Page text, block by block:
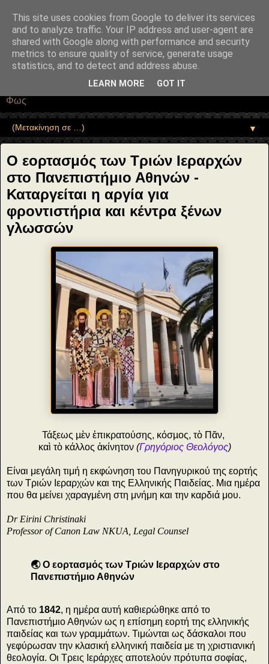
"potentialAction": { "@type": "ReadAction", "target":
"https://www.sophia-ntrekou.gr/2023/02/Eirini-Christinaki-celebration-
of-the-day-of-the-three-hierarchs.html" } }
Αέναη επΑνάσταση
• Επιστήμη • Ψυχολογία • Λογοτεχνία • Τέχνες • Θεολογία •
Φιλοσοφία • Στοχασμοί... για τη μνήμη, τον άνθρωπο και το
Φως
▼
Ο εορτασμός των Τριών Ιεραρχών
στο Πανεπιστήμιο Αθηνών -
Καταργείται η αργία για
φροντιστήρια και κέντρα ξένων
γλωσσών
Τάξεως µὲν ἐπικρατούσης, κόσµος, τὸ Πᾶν,
καὶ τὸ κάλλος ἀκίνητον (Γρηγόριος Θεολόγος)
Είναι μεγάλη τιμή η εκφώνηση του Πανηγυρικού της εορτής
των Τριών Ιεραρχών και της Ελληνικής Παιδείας. Μια ημέρα
που θα μείνει χαραγμένη στη μνήμη και την καρδιά μου.
Dr Eirini Christinaki
Professor of Canon Law NKUA, Legal Counsel
🌏 Ο εορτασμός των Τριών Ιεραρχών στο
Πανεπιστήμιο Αθηνών
Από το 1842, η ημέρα αυτή καθιερώθηκε από το
Πανεπιστήμιο Αθηνών ως η επίσημη εορτή της ελληνικής
παιδείας και των γραμμάτων. Τιμώνται ως δάσκαλοι που
γεφύρωσαν την κλασική ελληνική παιδεία με τη χριστιανική
θεολογία. Οι Τρεις Ιεράρχες αποτελούν πρότυπα σοφίας,
This site uses cookies from Google to deliver its services
and to analyze traffic. Your IP address and user-agent are
shared with Google along with performance and security
metrics to ensure quality of service, generate usage
statistics, and to detect and address abuse.
LEARN MORE GOT IT